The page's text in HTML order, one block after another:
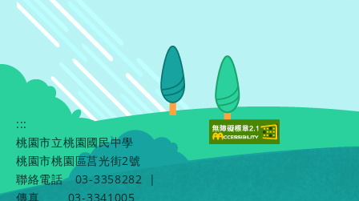
:::
桃園市立桃園國民中學
桃園市桃園區莒光街2號
聯絡電話
03-3358282
|
傳真
03-3341005